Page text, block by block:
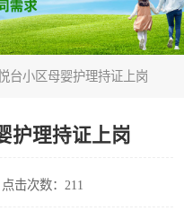
台小区母婴护理持证上岗
护理持证上岗
点击次数：211